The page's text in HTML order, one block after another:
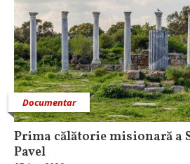
Documentar
Prima călătorie misionară a
Pavel